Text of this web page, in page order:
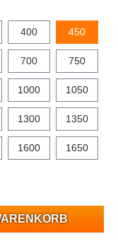
400 450
700 750
1000 1050
1300 1350
1600 1650